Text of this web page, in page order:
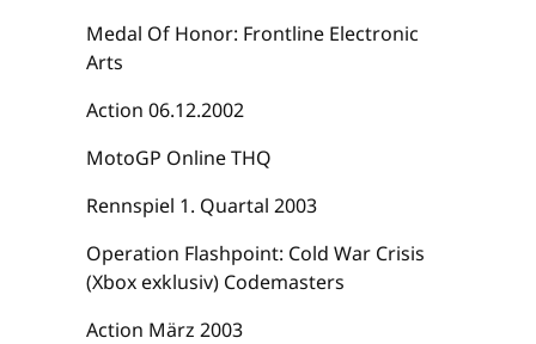
Medal Of Honor: Frontline Electronic
Arts
Action 06.12.2002
MotoGP Online THQ
Rennspiel 1. Quartal 2003
Operation Flashpoint: Cold War Crisis
(Xbox exklusiv) Codemasters
Action März 2003